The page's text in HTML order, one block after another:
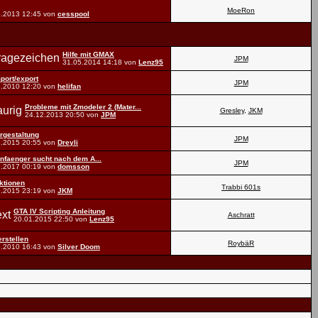
12:45 von cesspool MoeRon
Hilfe mit GMAX
31.05.2014 14:18 von Lenz95 JPM
export
12:20 von helifan JPM
Probleme mit Zmodeler 2 (Mater...
24.12.2013 20:50 von JPM
Gresley, JKM
20:55 von Dreyli JPM
sucht nach dem A...
00:19 von domsson JPM
23:19 von JKM Trabbi 601s
GTA IV Scripting Anleitung
20.01.2015 22:50 von Lenz95
Aschratt
16:43 von Silver Doom RoybäR